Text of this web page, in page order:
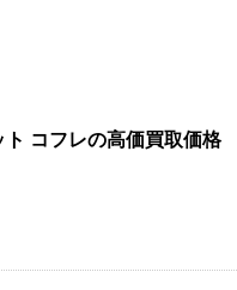
ト コフレの高価買取価格